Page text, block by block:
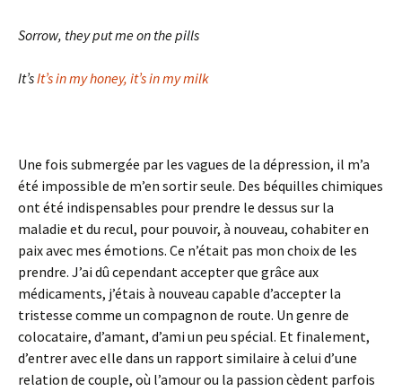
Sorrow, they put me on the pills
It’sIt’s in my honey, it’s in my milk
Une fois submergée par les vagues de la dépression, il m’a
été impossible de m’en sortir seule. Des béquilles chimiques
ont été indispensables pour prendre le dessus sur la
maladie et du recul, pour pouvoir, à nouveau, cohabiter en
paix avec mes émotions. Ce n’était pas mon choix de les
prendre. J’ai dû cependant accepter que grâce aux
médicaments, j’étais à nouveau capable d’accepter la
tristesse comme un compagnon de route. Un genre de
colocataire, d’amant, d’ami un peu spécial. Et finalement,
d’entrer avec elle dans un rapport similaire à celui d’une
relation de couple, où l’amour ou la passion cèdent parfois